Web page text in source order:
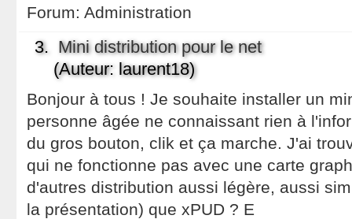
Forum: Administration
3. Mini distribution pour le net
(Auteur: laurent18)
Bonjour à tous ! Je souhaite installer un
personne âgée ne connaissant rien à
du gros bouton, clik et ça marche. J'ai
qui ne fonctionne pas avec une carte
d'autres distribution aussi légère, aussi
la présentation) que xPUD ? E